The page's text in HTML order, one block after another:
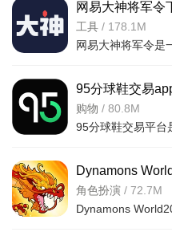
网易大神将军令
版v4.15.0安卓版
工具 / 178.1M
95分球鞋交易
版
购物 / 80.8M
Dynamons
v1.12.62 安卓版
角色扮演 / 72.7M